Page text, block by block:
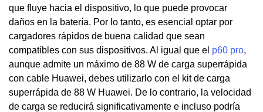
que fluye hacia el dispositivo, lo que puede provocar
daños en la batería. Por lo tanto, es esencial optar por
cargadores rápidos de buena calidad que sean
compatibles con sus dispositivos. Al igual que el p60 pro,
aunque admite un máximo de 88 W de carga superrápida
con cable Huawei, debes utilizarlo con el kit de carga
superrápida de 88 W Huawei. De lo contrario, la velocidad
de carga se reducirá significativamente e incluso podría